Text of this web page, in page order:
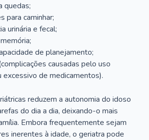
quedas;
para caminhar;
urinária e fecal;
de planejamento;
causadas pelo uso
excessivo de medicamentos).
reduzem a autonomia do idoso
do dia a dia, deixando-o mais
Embora frequentemente sejam
inerentes à idade, o geriatra pode